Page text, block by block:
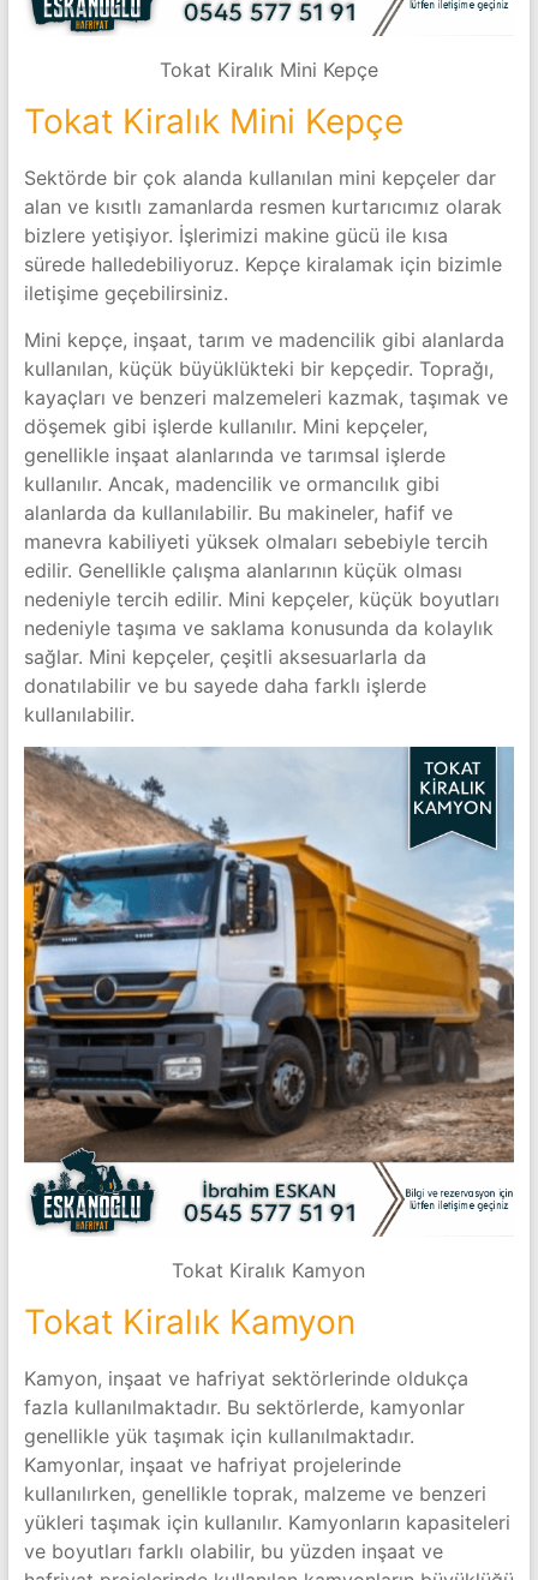
Tokat Kiralık Mini Kepçe
Tokat Kiralık Mini Kepçe
Sektörde bir çok alanda kullanılan mini kepçeler dar
alan ve kısıtlı zamanlarda resmen kurtarıcımız olarak
bizlere yetişiyor. İşlerimizi makine gücü ile kısa
sürede halledebiliyoruz. Kepçe kiralamak için bizimle
iletişime geçebilirsiniz.
Mini kepçe, inşaat, tarım ve madencilik gibi alanlarda
kullanılan, küçük büyüklükteki bir kepçedir. Toprağı,
kayaçları ve benzeri malzemeleri kazmak, taşımak ve
döşemek gibi işlerde kullanılır. Mini kepçeler,
genellikle inşaat alanlarında ve tarımsal işlerde
kullanılır. Ancak, madencilik ve ormancılık gibi
alanlarda da kullanılabilir. Bu makineler, hafif ve
manevra kabiliyeti yüksek olmaları sebebiyle tercih
edilir. Genellikle çalışma alanlarının küçük olması
nedeniyle tercih edilir. Mini kepçeler, küçük boyutları
nedeniyle taşıma ve saklama konusunda da kolaylık
sağlar. Mini kepçeler, çeşitli aksesuarlarla da
donatılabilir ve bu sayede daha farklı işlerde
kullanılabilir.
Tokat Kiralık Kamyon
Tokat Kiralık Kamyon
Kamyon, inşaat ve hafriyat sektörlerinde oldukça
fazla kullanılmaktadır. Bu sektörlerde, kamyonlar
genellikle yük taşımak için kullanılmaktadır.
Kamyonlar, inşaat ve hafriyat projelerinde
kullanılırken, genellikle toprak, malzeme ve benzeri
yükleri taşımak için kullanılır. Kamyonların kapasiteleri
ve boyutları farklı olabilir, bu yüzden inşaat ve